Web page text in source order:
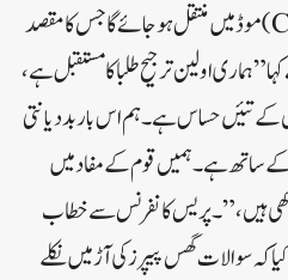
سال سے کمپیوٹر پر مبنی ٹیسٹ (CBT) موڈ میں منتقل ہو جائے گا جس کا مقصد
اولین ترجیح طلبا کا مستقبل ہے،
تئیں حساس ہے۔ ہم اس بار بددیانتی
ہے۔ ہمیں قوم کے مفاد میں
ہیں،” ۔ پریس کانفرنس سے خطاب
کہ سوالات گس پیپرز کی آڑ میں نکلے